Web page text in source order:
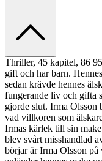
Thriller, 45 kapitel, 86
gift och har barn.
sedan krävde hennes
fungerande liv och gifta
gjorde slut. Irma Olsson
vad villkoren som
Irmas kärlek till sin
blev svårt misshandlad
börjar är Irma Olsson på